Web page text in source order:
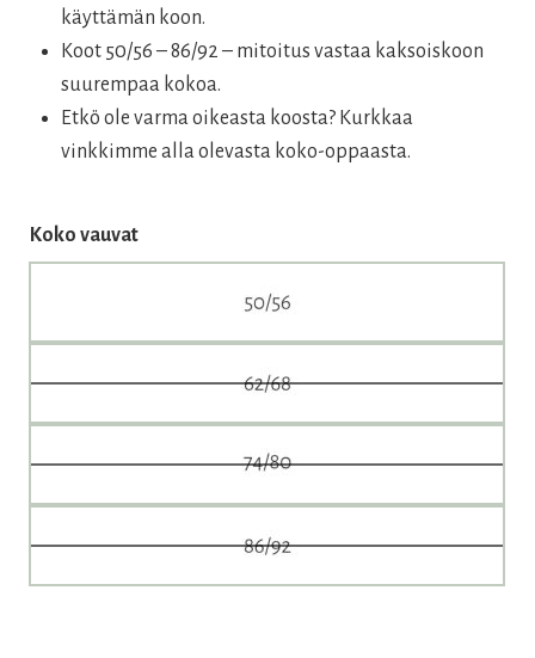
käyttämän koon.
Koot 50/56 – 86/92 – mitoitus vastaa kaksoiskoon
suurempaa kokoa.
Etkö ole varma oikeasta koosta? Kurkkaa
vinkkimme alla olevasta koko-oppaasta.
Koko vauvat